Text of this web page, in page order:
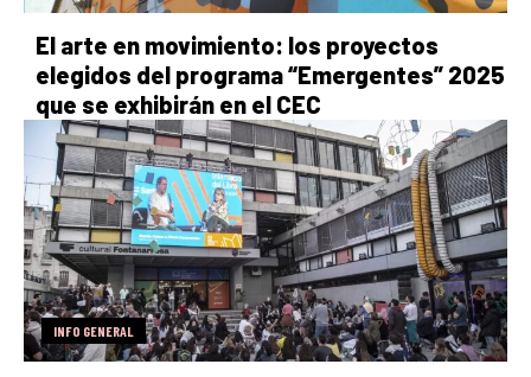
El arte en movimiento: los proyectos
elegidos del programa “Emergentes” 2025
que se exhibirán en el CEC
INFO GENERAL